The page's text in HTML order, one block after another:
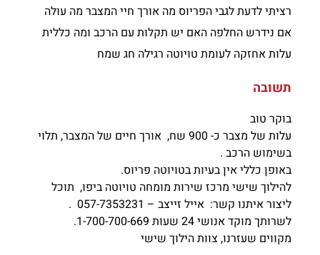
רציתי לדעת לגבי הפריוס מה אורך חיי המצבר מה עולה
אם נידרש החלפה האם יש תקלות עם הרכב ומה כללית
עלות אחזקה לעומת טויוטה רגילה חג שמח
תשובה
בוקר טוב
עלות של מצבר כ- 900 שח, אורך חיים של המצבר, תלוי
בשימוש הרכב .
באופן כללי אין בעיות בטויוטה פריוס.
להילוך שישי מרכז שירות מומחה טויוטה ביפו, תוכל
ליצור איתנו קשר: אייל זייצב – 057-7353231 .
לשרותך מוקד אנושי 24 שעות 1-700-700-669.
מקווים שעזרנו, צוות הילוך שישי